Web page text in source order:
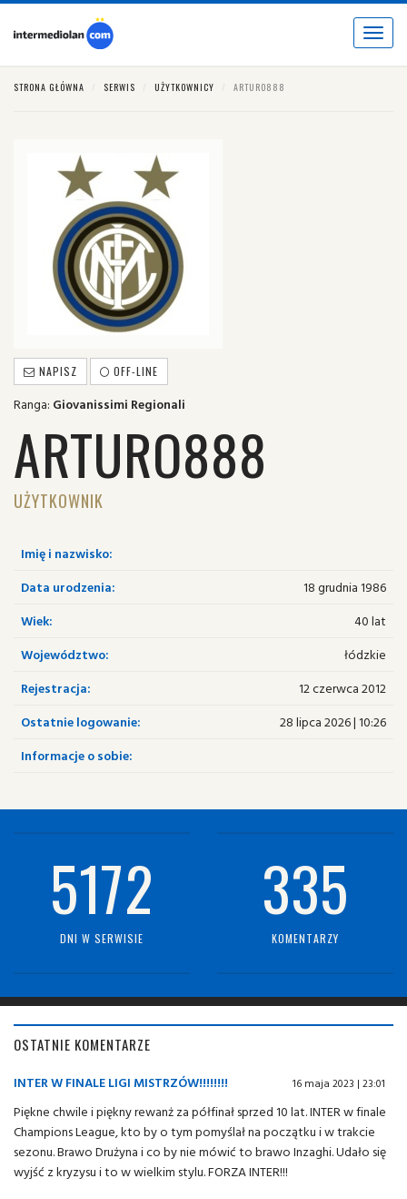
Toggle
STRONA GŁÓWNA SERWIS UŻYTKOWNICY ARTURO888
NAPISZ OFF-LINE
Ranga: Giovanissimi Regionali
ARTURO888
UŻYTKOWNIK
Imię i nazwisko:
Data urodzenia:
18 grudnia 1986
Wiek:
40 lat
Województwo:
łódzkie
Rejestracja:
12 czerwca 2012
Ostatnie logowanie:
28 lipca 2026 | 10:26
Informacje o sobie:
5172
DNI W SERWISIE
335
KOMENTARZY
OSTATNIE KOMENTARZE
INTER W FINALE LIGI MISTRZÓW!!!!!!!! 16 maja 2023 | 23:01
Piękne chwile i piękny rewanż za półfinał sprzed 10 lat. INTER w finale
Champions League, kto by o tym pomyślał na początku i w trakcie
sezonu. Brawo Drużyna i co by nie mówić to brawo Inzaghi. Udało się
wyjść z kryzysu i to w wielkim stylu. FORZA INTER!!!